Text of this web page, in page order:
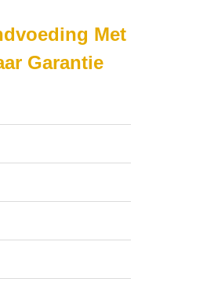
Met
Garantie